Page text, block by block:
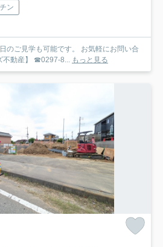
ン
のご見学も可能です。 お気軽にお問い合
リアライズ不動産】 ☎0297-8... もっと見る